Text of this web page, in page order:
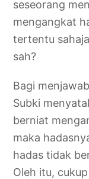
seseorang
mengangkat
tertentu
sah?
Bagi
Subki
berniat
maka
hadas tidak
Oleh itu,